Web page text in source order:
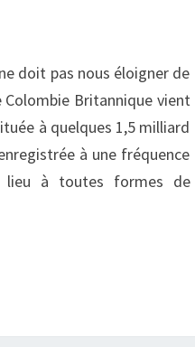
doit pas nous éloigner de
Colombie Britannique vient
à quelques 1,5 milliard
à une fréquence
lieu à toutes formes de